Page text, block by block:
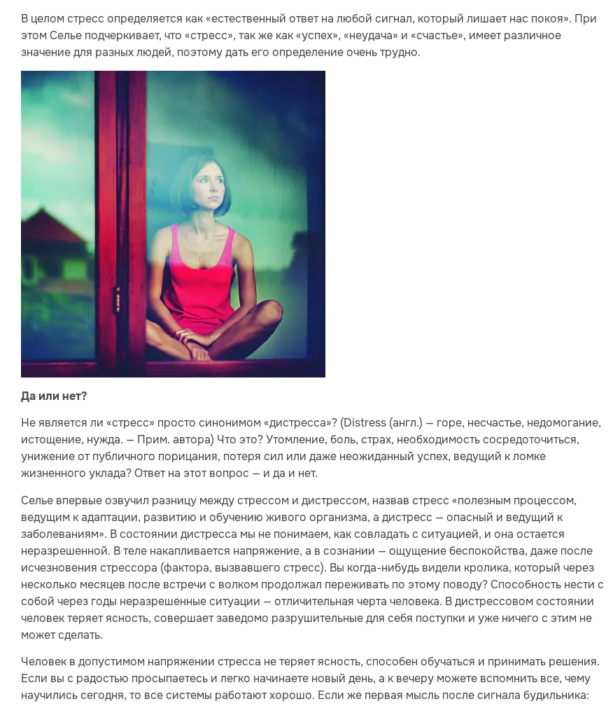
В целом стресс определяется как «естественный ответ на любой сигнал, который лишает нас покоя». При
этом Селье подчеркивает, что «стресс», так же как «успех», «неудача» и «счастье», имеет различное
значение для разных людей, поэтому дать его определение очень трудно.
Да или нет?
Не является ли «стресс» просто синонимом «дистресса»? (Distress (англ.) — горе, несчастье, недомогание,
истощение, нужда. — Прим. автора) Что это? Утомление, боль, страх, необходимость сосредоточиться,
унижение от публичного порицания, потеря сил или даже неожиданный успех, ведущий к ломке
жизненного уклада? Ответ на этот вопрос — и да и нет.
Селье впервые озвучил разницу между стрессом и дистрессом, назвав стресс «полезным процессом,
ведущим к адаптации, развитию и обучению живого организма, а дистресс — опасный и ведущий к
заболеваниям». В состоянии дистресса мы не понимаем, как совладать с ситуацией, и она остается
неразрешенной. В теле накапливается напряжение, а в сознании — ощущение беспокойства, даже после
исчезновения стрессора (фактора, вызвавшего стресс). Вы когда-нибудь видели кролика, который через
несколько месяцев после встречи с волком продолжал переживать по этому поводу? Способность нести с
собой через годы неразрешенные ситуации — отличительная черта человека. В дистрессовом состоянии
человек теряет ясность, совершает заведомо разрушительные для себя поступки и уже ничего с этим не
может сделать.
Человек в допустимом напряжении стресса не теряет ясность, способен обучаться и принимать решения.
Если вы с радостью просыпаетесь и легко начинаете новый день, а к вечеру можете вспомнить все, чему
научились сегодня, то все системы работают хорошо. Если же первая мысль после сигнала будильника: